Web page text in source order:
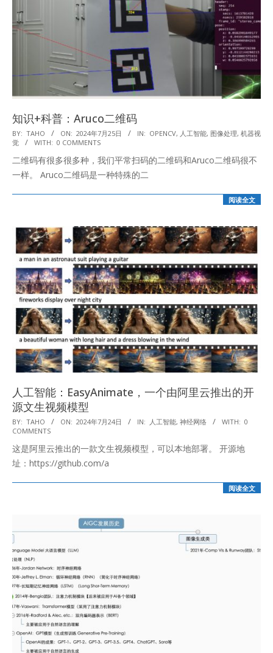
知识+科普：Aruco二维码
2024-
07-
25
BY: TAHO ON: 2024年7月25日 IN: OPENCV, 人工智能, 图像处理, 机器视
觉
WITH: 0 COMMENTS
二维码有很多很多种，我们平常扫码的二维码和Aruco二维码很不
一样。 Aruco二维码是一种特殊的二
阅读全文
人工智能：EasyAnimate，一个由阿里云推出的开
源文生视频模型
2024-
07-
24
BY: TAHO ON: 2024年7月24日 IN: 人工智能, 神经网络 WITH: 0
COMMENTS
这是阿里云推出的一款文生视频模型，可以本地部署。 开源地
址：https://github.com/a
阅读全文